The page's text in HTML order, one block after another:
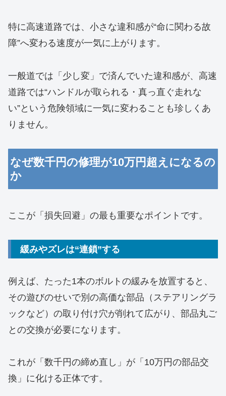
特に高速道路では、小さな違和感が“命に関わる故
障”へ変わる速度が一気に上がります。
一般道では「少し変」で済んでいた違和感が、高速
道路では“ハンドルが取られる・真っ直ぐ走れな
い”という危険領域に一気に変わることも珍しくあ
りません。
なぜ数千円の修理が10万円超えになるの
か
ここが「損失回避」の最も重要なポイントです。
緩みやズレは“連鎖”する
例えば、たった1本のボルトの緩みを放置すると、
その遊びのせいで別の高価な部品（ステアリングラ
ックなど）の取り付け穴が削れて広がり、部品丸ご
との交換が必要になります。
これが「数千円の締め直し」が「10万円の部品交
換」に化ける正体です。